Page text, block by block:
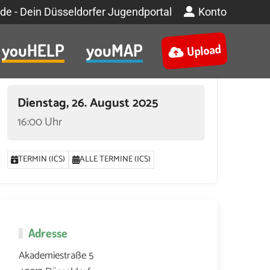
- Dein Düsseldorfer Jugendportal Konto
youHELP youMAP Upload
Dienstag, 26. August 2025
16:00 Uhr
TERMIN (ICS) ALLE TERMINE (ICS)
Adresse
Akademiestraße 5